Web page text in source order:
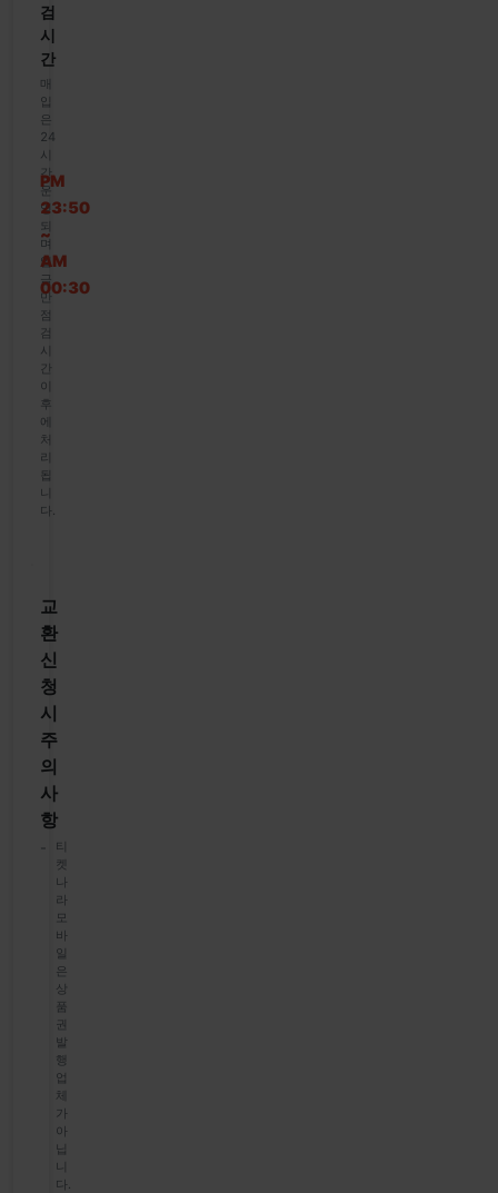
검
시
간
매
입
은
24
시
간
운
영
되
며
입
금
만
점
검
시
간
이
후
에
처
리
됩
니
다.
PM
23:50
~
AM
00:30
교
환
신
청
시
주
의
사
항
티
켓
나
라
모
바
일
은
상
품
권
발
행
업
체
가
아
닙
니
다.